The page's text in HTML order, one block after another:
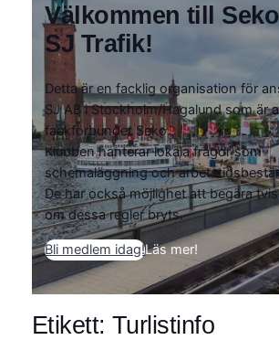
Välkommen till
SJ Trafik!
Detta är en facklig organisation för
SJ AB i Stockholm/Hagalund som är
fackförbundet Seko.
Klubben hanterar lokala frågor som
schemaläggning och
De har också möjlighet att begära
om dessa regler bryts.
Bli medlem idag!Läs mer!
Etikett: Turlistinfo